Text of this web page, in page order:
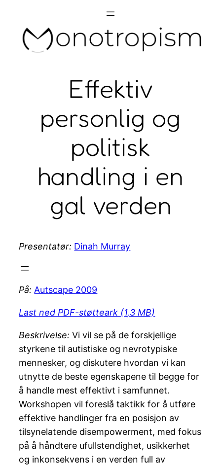
content
Effektiv
personlig og
politisk
handling i en
gal verden
Presentatør: Dinah Murray
På: Autscape 2009
Last ned PDF-støtteark (1,3 MB)
Beskrivelse: Vi vil se på de forskjellige
styrkene til autistiske og nevrotypiske
mennesker, og diskutere hvordan vi kan
utnytte de beste egenskapene til begge for
å handle mest effektivt i samfunnet.
Workshopen vil foreslå taktikk for å utføre
effektive handlinger fra en posisjon av
tilsynelatende disempowerment, med fokus
på å håndtere ufullstendighet, usikkerhet
og inkonsekvens i en verden full av